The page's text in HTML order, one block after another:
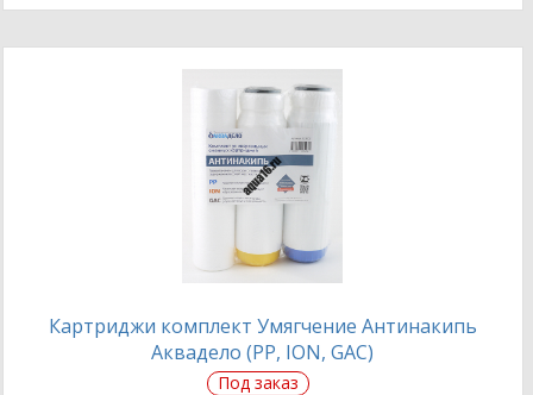
Картриджи комплект Умягчение Антинакипь
Аквадело (PP, ION, GAC)
Под заказ